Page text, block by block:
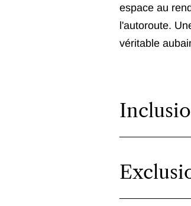
espace au
l'autoroute.
véritable